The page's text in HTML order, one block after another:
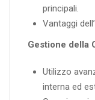
principali.
Vantaggi
Gestione della
Utilizzo
interna ed